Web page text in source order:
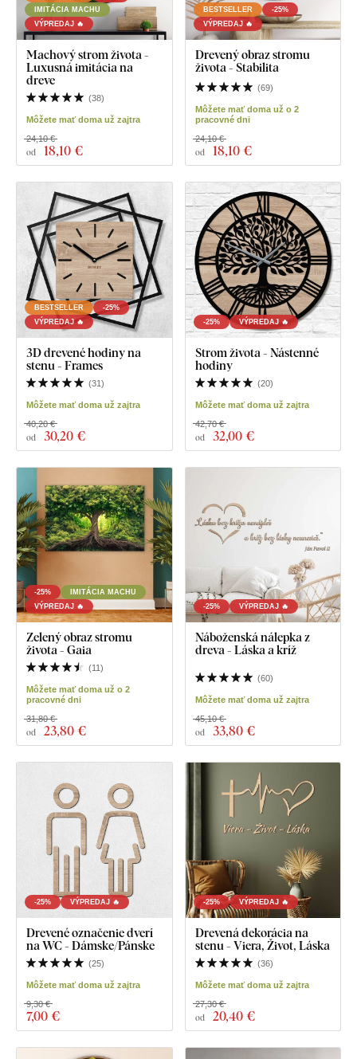
IMITÁCIA MACHU
VÝPREDAJ 🔥
Machový strom života -
Luxusná imitácia na
dreve
(38)
Môžete mať doma už zajtra
od 18,10 €
24,10 €
BESTSELLER
-25%
VÝPREDAJ 🔥
Drevený obraz stromu
života - Stabilita
(69)
Môžete mať doma už o 2
pracovné dni
od 18,10 €
24,10 €
BESTSELLER
-25%
VÝPREDAJ 🔥
3D drevené hodiny na
stenu - Frames
(31)
Môžete mať doma už zajtra
od 30,20 €
40,20 €
-25% VÝPREDAJ 🔥
Strom života - Nástenné
hodiny
(20)
Môžete mať doma už zajtra
od 32,00 €
42,70 €
-25%
IMITÁCIA MACHU
VÝPREDAJ 🔥
Zelený obraz stromu
života - Gaia
(11 )
Môžete mať doma už o 2
pracovné dni
od 23,80 €
31,80 €
-25% VÝPREDAJ 🔥
Náboženská nálepka z
dreva - Láska a kríž
(60)
Môžete mať doma už zajtra
od 33,80 €
45,10 €
-25% VÝPREDAJ 🔥
Drevené označenie dverí
na WC - Dámske/Pánske
(25)
Môžete mať doma už zajtra
7,00 €
9,30 €
-25% VÝPREDAJ 🔥
Drevená dekorácia na
stenu - Viera, Život, Láska
(36)
Môžete mať doma už zajtra
od 20,40 €
27,30 €